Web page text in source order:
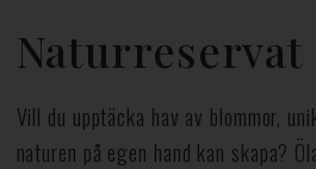
Naturreservat
Vill du upptäcka hav av blommor,
naturen på egen hand kan skapa?